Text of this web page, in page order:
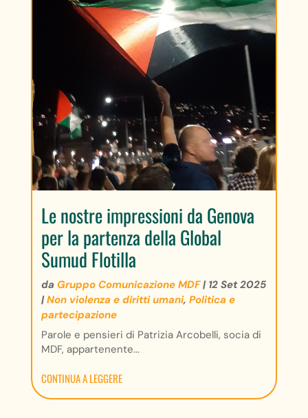
Le nostre impressioni da Genova
per la partenza della Global
Sumud Flotilla
da Gruppo Comunicazione MDF| 12 Set 2025
|Non violenza e diritti umani, Politica e
partecipazione
Parole e pensieri di Patrizia Arcobelli, socia di
MDF, appartenente...
CONTINUA A LEGGERE